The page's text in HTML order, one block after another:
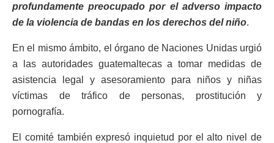
profundamente preocupado por el adverso impacto
de la violencia de bandas en los derechos del niño.
En el mismo ámbito, el órgano de Naciones Unidas urgió
a las autoridades guatemaltecas a tomar medidas de
asistencia legal y asesoramiento para niños y niñas
víctimas de tráfico de personas, prostitución y
pornografía.
El comité también expresó inquietud por el alto nivel de